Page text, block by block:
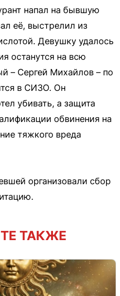
напал на бывшую
её, выстрелил из
Девушку удалось
останутся на всю
– Сергей Михайлов – по
в СИЗО. Он
убивать, а защита
обвинения на
тяжкого вреда
организовали сбор
ТАКЖЕ